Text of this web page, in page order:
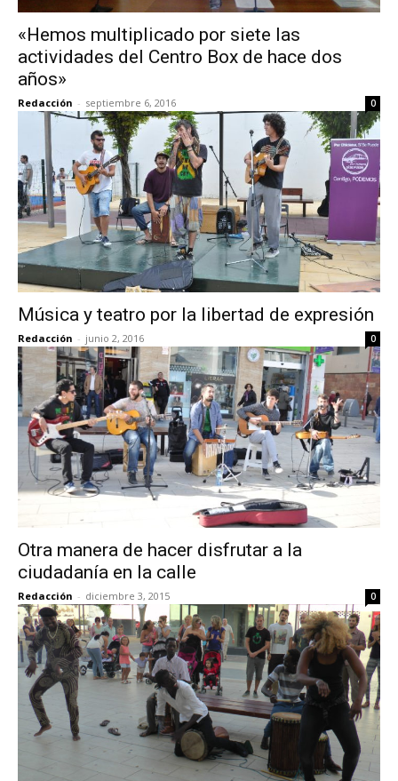
«Hemos multiplicado por siete las
actividades del Centro Box de hace dos
años»
Redacción - septiembre 6, 2016 0
Música y teatro por la libertad de expresión
Redacción - junio 2, 2016 0
Otra manera de hacer disfrutar a la
ciudadanía en la calle
Redacción - diciembre 3, 2015 0